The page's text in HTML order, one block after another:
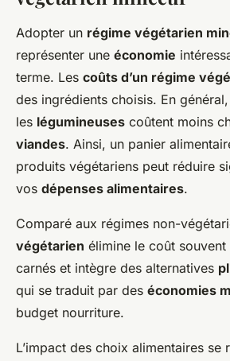
Ayden•13 décembre 2024•6 min de
Adopter un régime végétarien
représenter une économie
terme. Les coûts d’un régime
des ingrédients choisis. En
les légumineuses coûtent moins
viandes. Ainsi, un panier
produits végétariens peut réduire
vos dépenses alimentaires.
Comparé aux régimes non-
végétarien élimine le coût
carnés et intègre des alternatives
qui se traduit par des économies
budget nourriture.
L’impact des choix alimentaires se